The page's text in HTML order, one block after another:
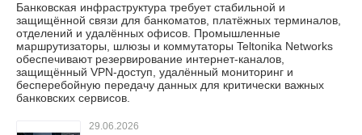
Банковская инфраструктура требует стабильной и
защищённой связи для банкоматов, платёжных терминалов,
отделений и удалённых офисов. Промышленные
маршрутизаторы, шлюзы и коммутаторы Teltonika Networks
обеспечивают резервирование интернет-каналов,
защищённый VPN-доступ, удалённый мониторинг и
бесперебойную передачу данных для критически важных
банковских сервисов.
29.06.2026